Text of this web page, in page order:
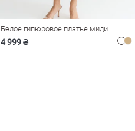
Белое гипюровое платье миди
4 999 ₴